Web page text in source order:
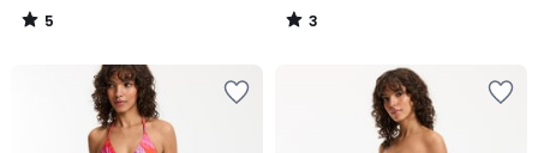
5
/
3
/